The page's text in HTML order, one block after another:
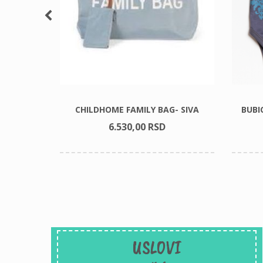
CHILDHOME FAMILY BAG- SIVA
6.530,00 RSD
USLOVI